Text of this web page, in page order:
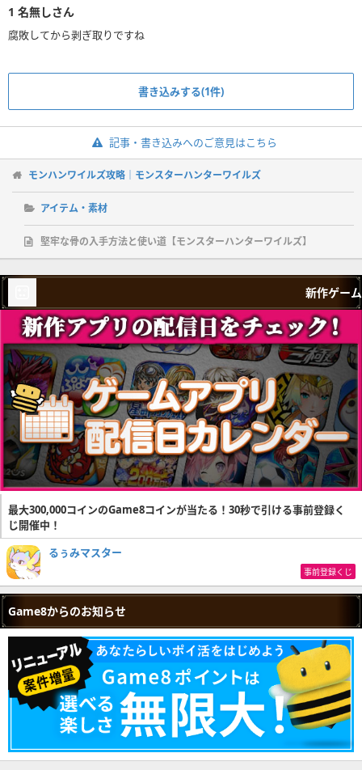
1 名無しさん
腐敗してから剥ぎ取りですね
書き込みする(1件)
記事・書き込みへのご意見はこちら
モンハンワイルズ攻略｜モンスターハンターワイルズ
アイテム・素材
堅牢な骨の入手方法と使い道【モンスターハンターワイルズ】
新作ゲーム
最大300,000コインのGame8コインが当たる！30秒で引ける事前登録く
じ開催中！
るぅみマスター
事前登録くじ
Game8からのお知らせ